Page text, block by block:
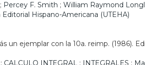
; Percey F. Smith ; William Raymond
Hispano-Americana (UTEHA)
un ejemplar con la 10a. reimp. (1986).
; CALCULO INTEGRAL ; INTEGRALES ;